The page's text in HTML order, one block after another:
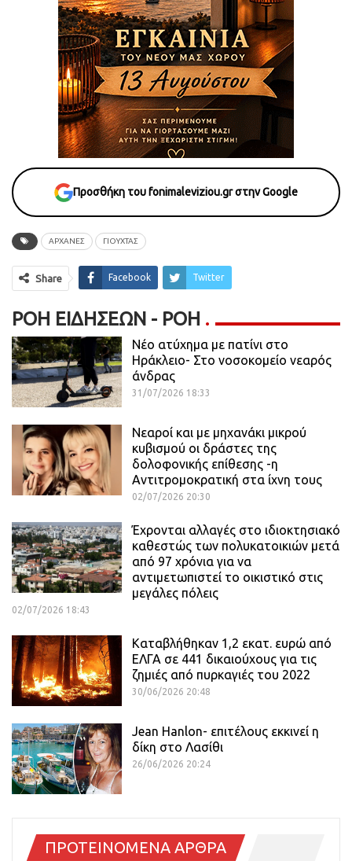
Προσθήκη του fonimaleviziou.gr στην Google
ΑΡΧΑΝΕΣ ΓΙΟΥΧΤΑΣ
Share Facebook Twitter
ΡΟΉ ΕΙΔΉΣΕΩΝ - ΡΟΗ
Νέο ατύχημα με πατίνι στο
Ηράκλειο- Στο νοσοκομείο νεαρός
άνδρας
31/07/2026 18:33
Νεαροί και με μηχανάκι μικρού
κυβισμού οι δράστες της
δολοφονικής επίθεσης -η
Αντιτρομοκρατική στα ίχνη τους
02/07/2026 20:30
Έχρονται αλλαγές στο ιδιοκτησιακό
καθεστώς των πολυκατοικιών μετά
από 97 χρόνια για να
αντιμετωπιστεί το οικιστικό στις
μεγάλες πόλεις
02/07/2026 18:43
Καταβλήθηκαν 1,2 εκατ. ευρώ από
ΕΛΓΑ σε 441 δικαιούχους για τις
ζημιές από πυρκαγιές του 2022
30/06/2026 20:48
Jean Hanlon- επιτέλους εκκινεί η
δίκη στο Λασίθι
26/06/2026 20:24
ΠΡΟΤΕΙΝΟΜΕΝΑ ΑΡΘΡΑ